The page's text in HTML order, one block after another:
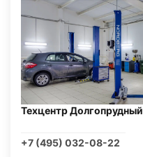
Техцентр Долгопрудный
+7 (495) 032-08-22